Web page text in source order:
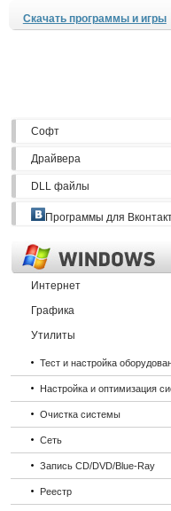
Скачать программы и игры
Софт
Драйвера
DLL файлы
Программы для
Интернет
Графика
Утилиты
Тест и настройка
Настройка и оптимизация
Очистка системы
Сеть
Запись CD/DVD/Blue-Ray
Реестр